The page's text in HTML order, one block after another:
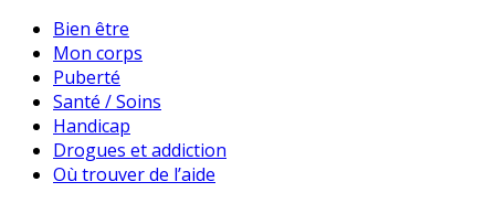
Bien être
Mon corps
Puberté
Santé / Soins
Handicap
Drogues et addiction
Où trouver de l’aide